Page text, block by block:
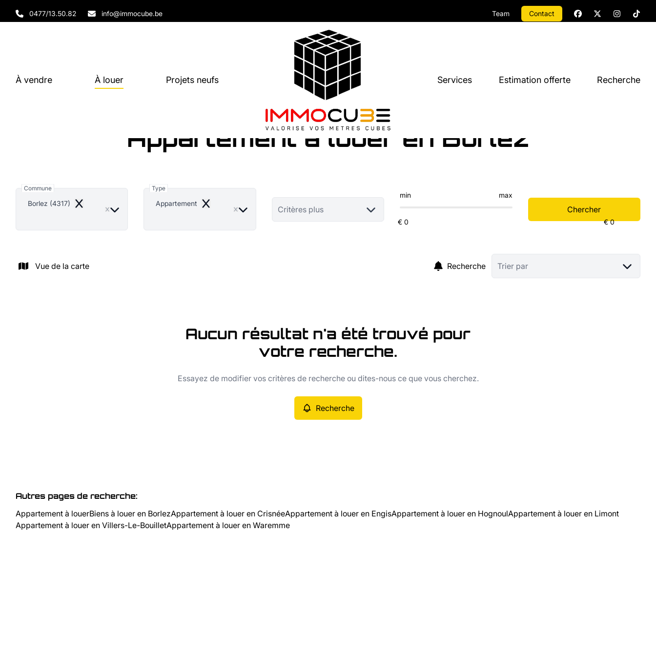
0477/13.50.82 info@immocube.be Team Contact
À vendre À louer Projets neufs Services Estimation offerte Recherche
Appartement à louer en Borlez
Commune
Borlez (4317)
Remove
Type
Appartement
Remove Critères plus
min max
Chercher
Vue de la carte Recherche Trier par
Aucun résultat n'a été trouvé pour
votre recherche.
Essayez de modifier vos critères de recherche ou dites-nous ce que vous cherchez.
Recherche
Autres pages de recherche:
Appartement à louerBiens à louer en BorlezAppartement à louer en CrisnéeAppartement à louer en EngisAppartement à louer en HognoulAppartement à louer en Limont
Appartement à louer en Villers-Le-BouilletAppartement à louer en Waremme